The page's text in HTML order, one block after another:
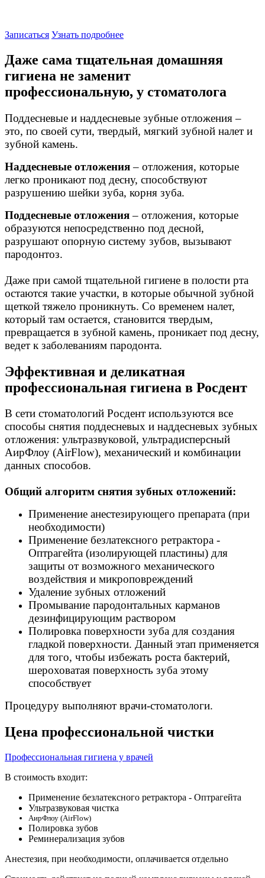
Записаться Узнать подробнее
Даже сама тщательная домашняя
гигиена не заменит
профессиональную, у стоматолога
Поддесневые и наддесневые зубные отложения –
это, по своей сути, твердый, мягкий зубной налет и
зубной камень.
Наддесневые отложения– отложения, которые
легко проникают под десну, способствуют
разрушению шейки зуба, корня зуба.
Поддесневые отложения– отложения, которые
образуются непосредственно под десной,
разрушают опорную систему зубов, вызывают
пародонтоз.
Даже при самой тщательной гигиене в полости рта
остаются такие участки, в которые обычной зубной
щеткой тяжело проникнуть. Со временем налет,
который там остается, становится твердым,
превращается в зубной камень, проникает под десну,
ведет к заболеваниям пародонта.
Эффективная и деликатная
профессиональная гигиена в Росдент
В сети стоматологий Росдент используются все
способы снятия поддесневых и наддесневых зубных
отложения: ультразвуковой, ультрадисперсный
АирФлоу (AirFlow), механический и комбинации
данных способов.
Общий алгоритм снятия зубных отложений:
Применение анестезирующего препарата (при
необходимости)
Применение безлатексного ретрактора -
Оптрагейта (изолирующей пластины) для
защиты от возможного механического
воздействия и микроповреждений
Удаление зубных отложений
Промывание пародонтальных карманов
дезинфицирующим раствором
Полировка поверхности зуба для создания
гладкой поверхности. Данный этап применяется
для того, чтобы избежать роста бактерий,
шероховатая поверхность зуба этому
способствует
Процедуру выполняют врачи-стоматологи.
Цена профессиональной чистки
Профессиональная гигиена у врачей
В стоимость входит:
Применение безлатексного ретрактора - Оптрагейта
Ультразвуковая чистка
АирФлоу (AirFlow)
Полировка зубов
Реминерализация зубов
Анестезия, при необходимости, оплачивается отдельно